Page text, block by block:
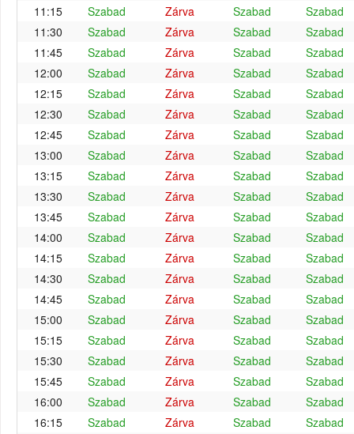
11:15
Szabad Zárva Szabad
Szabad
11:30
Szabad Zárva Szabad
Szabad
11:45
Szabad Zárva Szabad
Szabad
12:00
Szabad Zárva Szabad
Szabad
12:15
Szabad Zárva Szabad
Szabad
12:30
Szabad Zárva Szabad
Szabad
12:45
Szabad Zárva Szabad
Szabad
13:00
Szabad Zárva Szabad
Szabad
13:15
Szabad Zárva Szabad
Szabad
13:30
Szabad Zárva Szabad
Szabad
13:45
Szabad Zárva Szabad
Szabad
14:00
Szabad Zárva Szabad
Szabad
14:15
Szabad Zárva Szabad
Szabad
14:30
Szabad Zárva Szabad
Szabad
14:45
Szabad Zárva Szabad
Szabad
15:00
Szabad Zárva Szabad
Szabad
15:15
Szabad Zárva Szabad
Szabad
15:30
Szabad Zárva Szabad
Szabad
15:45
Szabad Zárva Szabad
Szabad
16:00
Szabad Zárva Szabad
Szabad
16:15
Szabad Zárva Szabad Szabad